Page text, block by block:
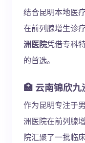
结合昆明本地医
在前列腺增生诊
洲医院凭借专科
的首选。
🏥 云南锦欣九
作为昆明专注于
洲医院在前列腺
院汇聚了一批临